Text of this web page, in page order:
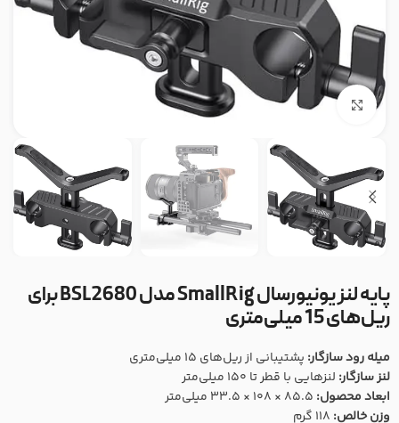
بزرگنمایی تصویر
پایه لنز یونیورسال SmallRig مدل BSL2680 برای
ریل‌های 15 میلی‌متری
میله رود سازگار: پشتیبانی از ریل‌های 15 میلی‌متری
لنز سازگار: لنزهایی با قطر تا 150 میلی‌متر
ابعاد محصول:
وزن خالص: